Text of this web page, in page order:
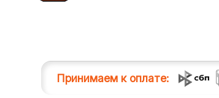
Принимаем к оплате: